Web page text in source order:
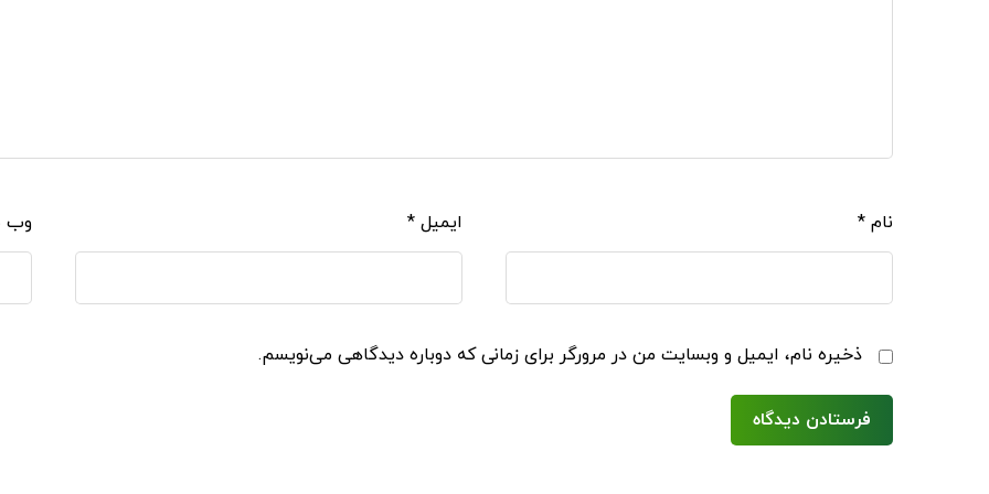
نام * ایمیل * وب‌
ذخیره نام، ایمیل و وبسایت من در مرورگر برای زمانی که دوباره دیدگاهی می‌نویسم.